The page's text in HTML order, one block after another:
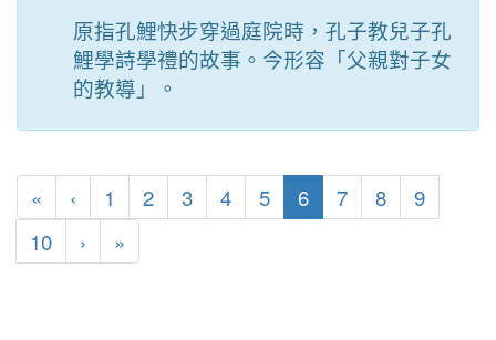
原指孔鯉快步穿過庭院時，孔子教兒子孔
鯉學詩學禮的故事。今形容「父親對子女
的教導」。
« 第一頁
‹ 上一頁
1 2 3 4 5 6(目前頁次)
7 8
9
10
› 下一頁
»